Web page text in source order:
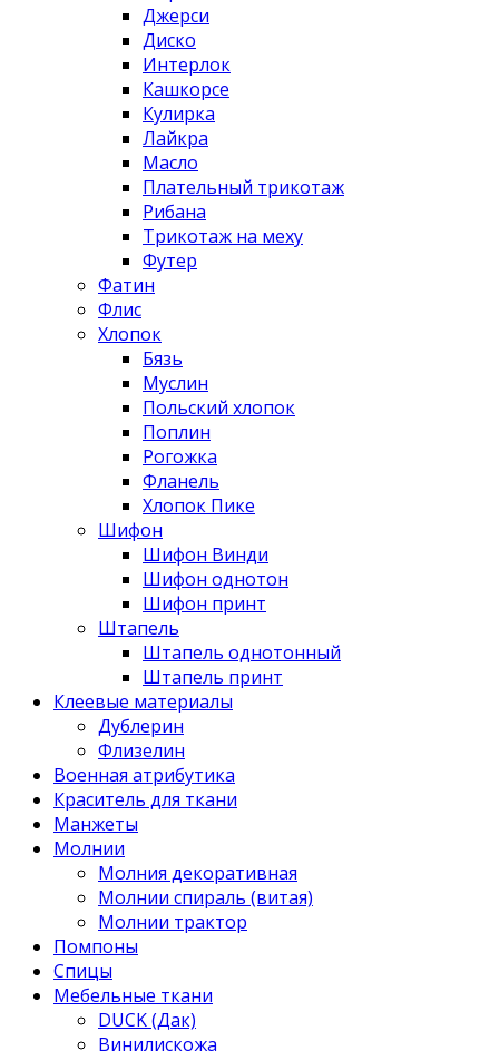
Джерси
Диско
Интерлок
Кашкорсе
Кулирка
Лайкра
Масло
Плательный трикотаж
Рибана
Трикотаж на меху
Футер
Фатин
Флис
Хлопок
Бязь
Муслин
Польский хлопок
Поплин
Рогожка
Фланель
Хлопок Пике
Шифон
Шифон Винди
Шифон однотон
Шифон принт
Штапель
Штапель однотонный
Штапель принт
Клеевые материалы
Дублерин
Флизелин
Военная атрибутика
Краситель для ткани
Манжеты
Молнии
Молния декоративная
Молнии спираль (витая)
Молнии трактор
Помпоны
Спицы
Мебельные ткани
DUCK (Дак)
Винилискожа